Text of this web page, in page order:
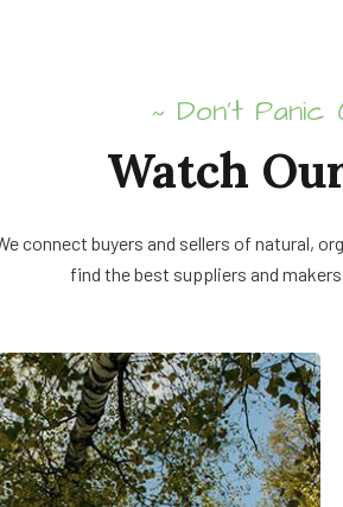
~ Don’t
Watch
connect buyers and sellers of natural,
find the best suppliers and